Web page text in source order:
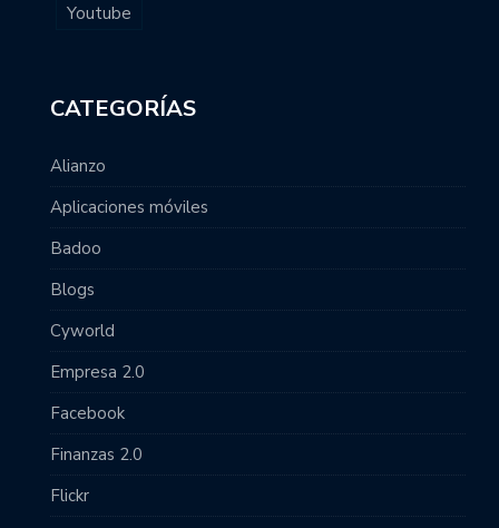
Youtube
CATEGORÍAS
Alianzo
Aplicaciones móviles
Badoo
Blogs
Cyworld
Empresa 2.0
Facebook
Finanzas 2.0
Flickr